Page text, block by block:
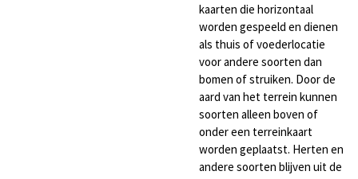
kaarten die horizontaal
worden gespeeld en dienen
als thuis of voederlocatie
voor andere soorten dan
bomen of struiken. Door de
aard van het terrein kunnen
soorten alleen boven of
onder een terreinkaart
worden geplaatst. Herten en
andere soorten blijven uit de